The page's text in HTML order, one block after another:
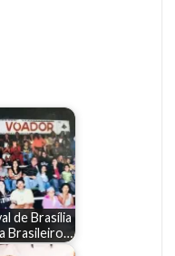
de Brasília
Brasileiro…